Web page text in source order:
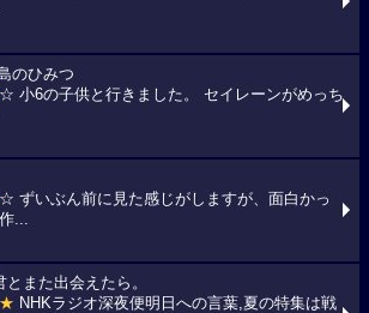
のひみつ
☆ 小6の子供と行きました。 セイレーンがめっち
☆ ずいぶん前に見た感じがしますが、面白かっ
...
また出会えたら。
NHKラジオ深夜便明日への言葉,夏の特集は戦